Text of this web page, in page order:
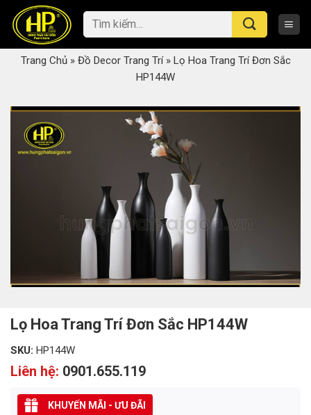
content
Tìm
kiếm:
Trang Chủ» Đồ Decor Trang Trí» Lọ Hoa Trang Trí Đơn Sắc
HP144W
Lọ Hoa Trang Trí Đơn Sắc HP144W
SKU: HP144W
Liên hệ: 0901.655.119
KHUYẾN MÃI - ƯU ĐÃI